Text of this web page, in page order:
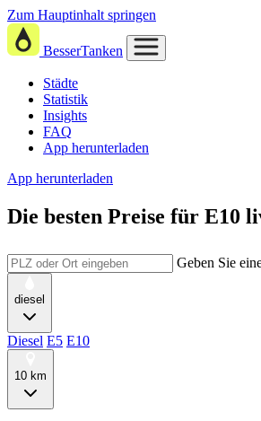
Zum Hauptinhalt springen
BesserTanken
Städte
Statistik
Insights
FAQ
App herunterladen
App herunterladen
Die besten Preise für E10
Geben Sie
diesel
Diesel E5 E10
10 km